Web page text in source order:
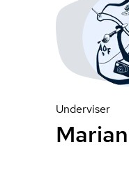
Underviser